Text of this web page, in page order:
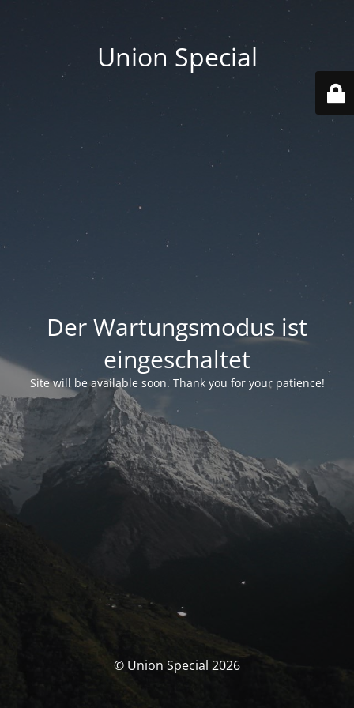
Union Special
Der Wartungsmodus ist
eingeschaltet
Site will be available soon. Thank you for your patience!
© Union Special 2026